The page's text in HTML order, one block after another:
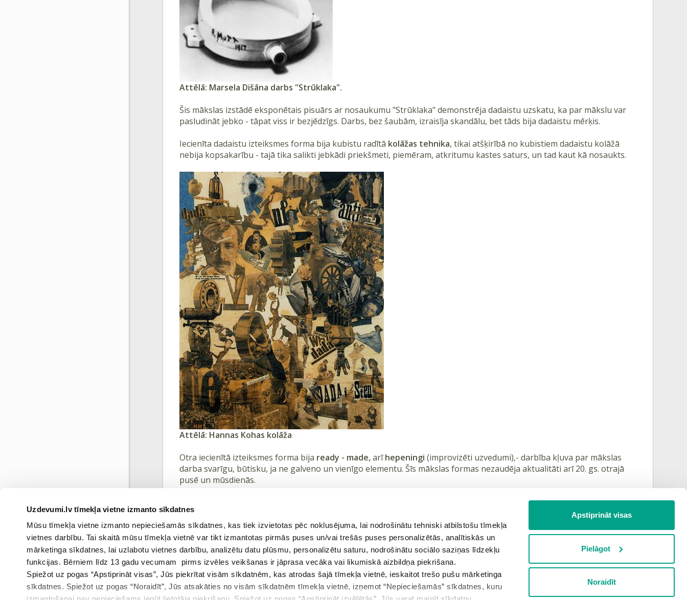
Uzdevumi.lv tīmekļa vietne izmanto sīkdatnes
Mūsu tīmekļa vietne izmanto nepieciešamās sīkdatnes, kas tiek izvietotas pēc noklusējuma, lai nodrošinātu tehniski atbilstošu tīmekļa
vietnes darbību. Tai skaitā mūsu tīmekļa vietnē var tikt izmantotas pirmās puses un/vai trešās puses personalizētās, analītiskās un
mārketinga sīkdatnes, lai uzlabotu vietnes darbību, analizētu datu plūsmu, personalizētu saturu, nodrošinātu sociālo saziņas līdzekļu
funkcijas. Bērniem līdz 13 gadu vecumam pirms izvēles veikšanas ir jāprasa vecāka vai likumiskā aizbildņa piekrišana.
Spiežot uz pogas “Apstiprināt visas”, Jūs piekrītat visām sīkdatnēm, kas atrodas šajā tīmekļa vietnē, ieskaitot trešo pušu mārketinga
sīkdatnes. Spiežot uz pogas “Noraidīt”, Jūs atsakāties no visām sīkdatnēm tīmekļa vietnē, izņemot “Nepieciešamās” sīkdatnes, kuru
Apstiprināt visas
Pielāgot
Noraidīt
Attēlā: Marsela Dišāna darbs "Strūklaka".
Šis mākslas izstādē eksponētais pisuārs ar nosaukumu "Strūklaka" demonstrēja dadaistu uzskatu, ka par mākslu var
pasludināt jebko - tāpat viss ir bezjēdzīgs. Darbs, bez šaubām, izraisīja skandālu, bet tāds bija dadaistu mērķis.
Iecienīta dadaistu izteiksmes forma bija kubistu radītā kolāžas tehnika, tikai atšķirībā no kubistiem dadaistu kolāžā
nebija kopsakarību - tajā tika salikti jebkādi priekšmeti, piemēram, atkritumu kastes saturs, un tad kaut kā nosaukts.
Attēlā: Hannas Kohas kolāža
Otra iecienītā izteiksmes forma bija ready - made,arīhepeningi (improvizēti uzvedumi),- darbība kļuva par mākslas
darba svarīgu, būtisku, ja ne galveno un vienīgo elementu. Šīs mākslas formas nezaudēja aktualitāti arī 20. gs. otrajā
pusē un mūsdienās.
https://www.marghemolinari.com/wp-content/uploads/2019/04/avanguardie-28.jpg
https://smarthistory.org/wp-content/uploads/2017/09/hoch-cut_with_the_kitchen_knife-copy.jpg
Iepriekšējā teorija Atgriezties tēmā Nākamā teorija